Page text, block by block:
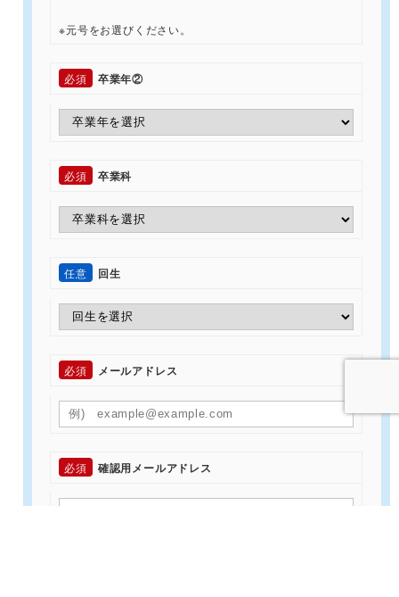
※元号をお選びください。
必須 卒業年②
必須 卒業科
任意 回生
必須 メールアドレス
必須 確認用メールアドレス